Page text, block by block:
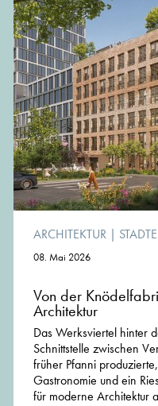
ARCHITEKTUR |
08. Mai 2026
Von der
Architektur
Das Werksviertel hinter
Schnittstelle zwischen
früher Pfanni
Gastronomie und ein
für moderne Architektur